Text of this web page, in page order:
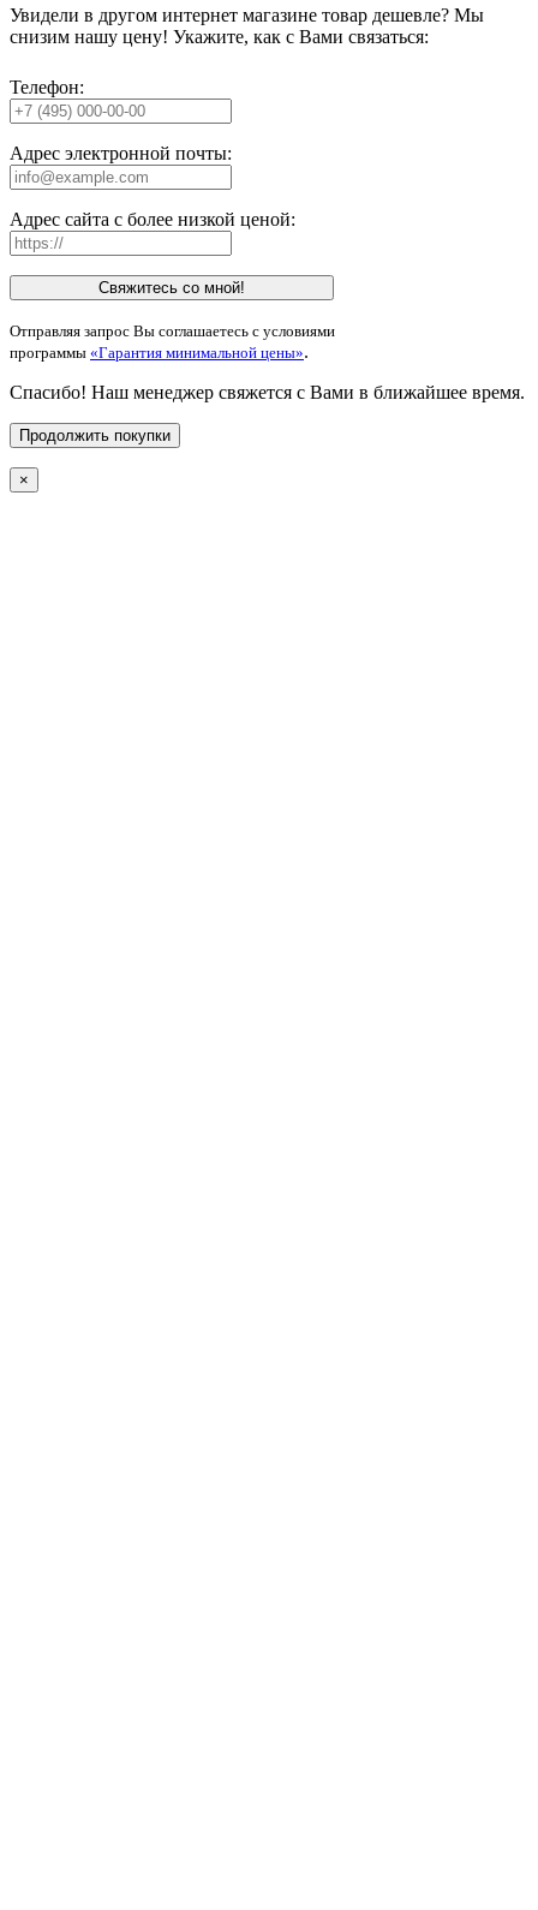
Увидели в другом интернет магазине товар дешевле? Мы
снизим нашу цену! Укажите, как с Вами связаться:
Телефон:
Адрес электронной почты:
Адрес сайта с более низкой ценой:
Свяжитесь со мной!
Отправляя запрос Вы соглашаетесь с условиями
программы «Гарантия минимальной цены».
Спасибо! Наш менеджер свяжется с Вами в ближайшее время.
Продолжить покупки
×